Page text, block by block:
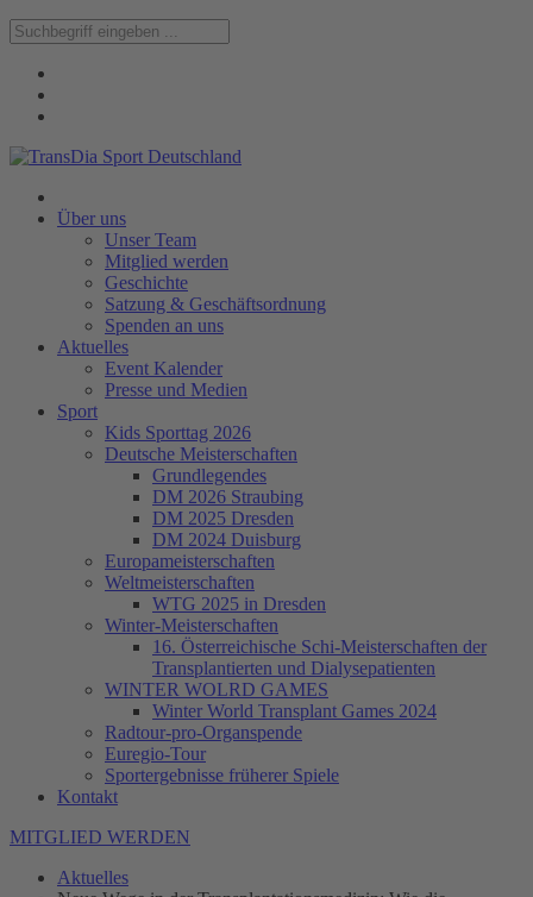
Über uns
Unser Team
Mitglied werden
Geschichte
Satzung & Geschäftsordnung
Spenden an uns
Aktuelles
Event Kalender
Presse und Medien
Sport
Kids Sporttag 2026
Deutsche Meisterschaften
Grundlegendes
DM 2026 Straubing
DM 2025 Dresden
DM 2024 Duisburg
Europameisterschaften
Weltmeisterschaften
WTG 2025 in Dresden
Winter-Meisterschaften
16. Österreichische Schi-Meisterschaften der
Transplantierten und Dialysepatienten
WINTER WOLRD GAMES
Winter World Transplant Games 2024
Radtour-pro-Organspende
Euregio-Tour
Sportergebnisse früherer Spiele
Kontakt
MITGLIED WERDEN
Aktuelles